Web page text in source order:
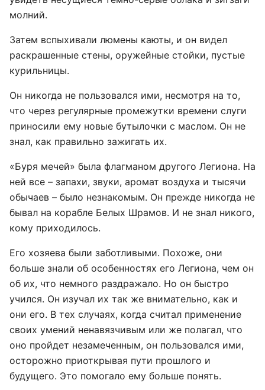
молний.
Затем вспыхивали люмены каюты, и он видел
раскрашенные стены, оружейные стойки, пустые
курильницы.
Он никогда не пользовался ими, несмотря на то,
что через регулярные промежутки времени слуги
приносили ему новые бутылочки с маслом. Он не
знал, как правильно зажигать их.
«Буря мечей» была флагманом другого Легиона. На
ней все – запахи, звуки, аромат воздуха и тысячи
обычаев – было незнакомым. Он прежде никогда не
бывал на корабле Белых Шрамов. И не знал никого,
кому приходилось.
Его хозяева были заботливыми. Похоже, они
больше знали об особенностях его Легиона, чем он
об их, что немного раздражало. Но он быстро
учился. Он изучал их так же внимательно, как и
они его. В тех случаях, когда считал применение
своих умений ненавязчивым или же полагал, что
оно пройдет незамеченным, он пользовался ими,
осторожно приоткрывая пути прошлого и
будущего. Это помогало ему больше понять.